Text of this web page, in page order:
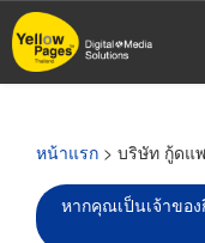
ข้าม
ไป
หน้าแรก > บริษัท กู้ดแ
หากคุณเป็นเจ้าขอ